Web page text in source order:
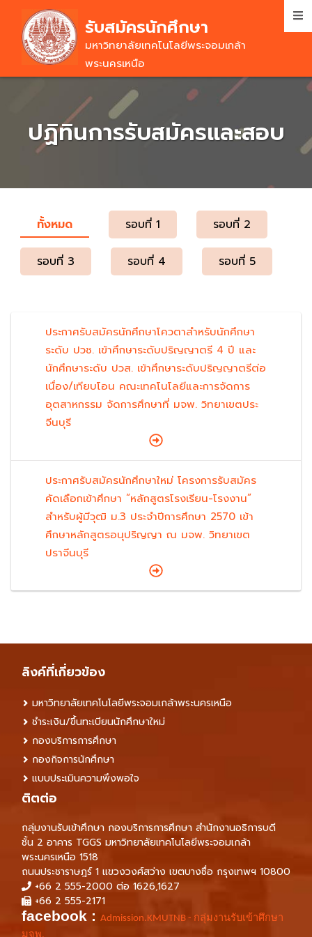
main
content
รับสมัครนักศึกษา
มหาวิทยาลัยเทคโนโลยีพระจอมเกล้า
พระนครเหนือ
ปฏิทินการรับสมัครและสอบ
PRIMARY
TABS
ทั้งหมด
tab)
รอบที่ 1 รอบที่ 2
รอบที่ 3 รอบที่ 4 รอบที่ 5
ประกาศรับสมัครนักศึกษาโควตาสำหรับนักศึกษา
ระดับ ปวช. เข้าศึกษาระดับปริญญาตรี 4 ปี และ
นักศึกษาระดับ ปวส. เข้าศึกษาระดับปริญญาตรีต่อ
เนื่อง/เทียบโอน คณะเทคโนโลยีและการจัดการ
อุตสาหกรรม จัดการศึกษาที่ มจพ. วิทยาเขตประ
จีนบุรี
ประกาศรับสมัครนักศึกษาใหม่ โครงการรับสมัคร
คัดเลือกเข้าศึกษา “หลักสูตรโรงเรียน-โรงงาน”
สำหรับผู้มีวุฒิ ม.3 ประจำปีการศึกษา 2570 เข้า
ศึกษาหลักสูตรอนุปริญญา ณ มจพ. วิทยาเขต
ปราจีนบุรี
ลิงค์ที่เกี่ยวข้อง
มหาวิทยาลัยเทคโนโลยีพระจอมเกล้าพระนครเหนือ
ชำระเงิน/ขึ้นทะเบียนนักศึกษาใหม่
กองบริการการศึกษา
กองกิจการนักศึกษา
แบบประเมินความพึงพอใจ
ติตต่อ
กลุ่มงานรับเข้าศึกษา กองบริการการศึกษา สำนักงานอธิการบดี
ชั้น 2 อาคาร TGGS มหาวิทยาลัยเทคโนโลยีพระจอมเกล้า
พระนครเหนือ 1518
ถนนประชาราษฎร์ 1 แขวงวงศ์สว่าง เขตบางซื่อ กรุงเทพฯ 10800
+66 2 555-2000 ต่อ 1626,1627
+66 2 555-2171
facebook : Admission.KMUTNB - กลุ่มงานรับเข้าศึกษา